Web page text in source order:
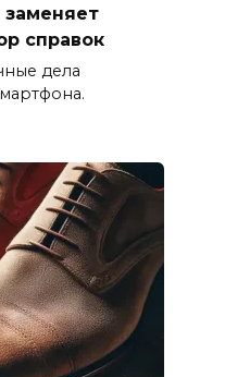
справок
дела